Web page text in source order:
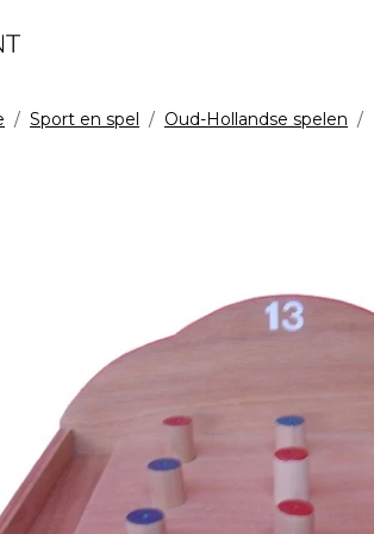
Sport en spel Oud-Hollandse spelen